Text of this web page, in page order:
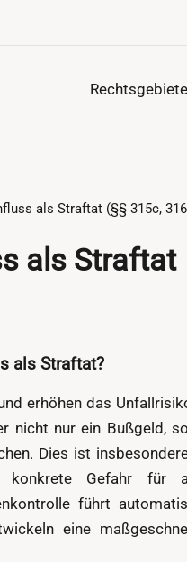
Rechtsgebiete
als Straftat (§§ 315c,
als Straftat
als Straftat?
erhöhen das
nicht nur ein Bußgeld,
Dies ist
Gefahr für
führt
eine